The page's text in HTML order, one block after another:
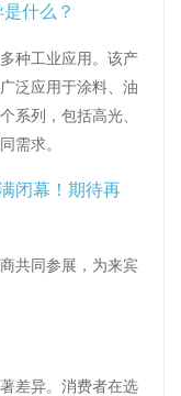
什么？
种工业应用。该产
泛应用于涂料、油
系列，包括高光、
需求。
闭幕！期待再
共同参展，为来宾
差异。消费者在选